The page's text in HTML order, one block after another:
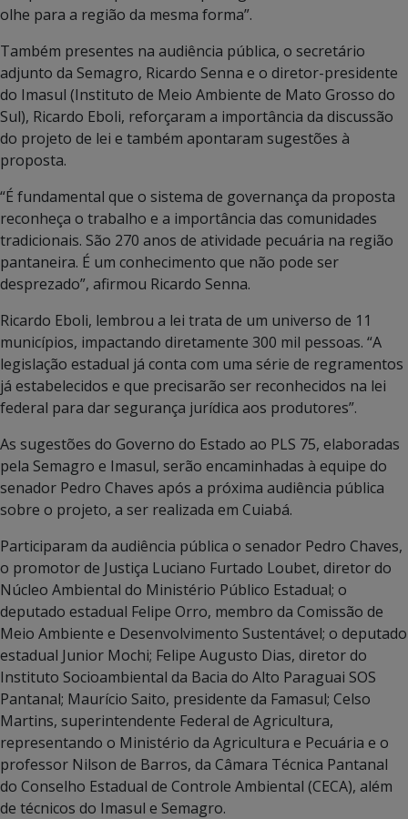
olhe para a região da mesma forma”.
Também presentes na audiência pública, o secretário
adjunto da Semagro, Ricardo Senna e o diretor-presidente
do Imasul (Instituto de Meio Ambiente de Mato Grosso do
Sul), Ricardo Eboli, reforçaram a importância da discussão
do projeto de lei e também apontaram sugestões à
proposta.
“É fundamental que o sistema de governança da proposta
reconheça o trabalho e a importância das comunidades
tradicionais. São 270 anos de atividade pecuária na região
pantaneira. É um conhecimento que não pode ser
desprezado”, afirmou Ricardo Senna.
Ricardo Eboli, lembrou a lei trata de um universo de 11
municípios, impactando diretamente 300 mil pessoas. “A
legislação estadual já conta com uma série de regramentos
já estabelecidos e que precisarão ser reconhecidos na lei
federal para dar segurança jurídica aos produtores”.
As sugestões do Governo do Estado ao PLS 75, elaboradas
pela Semagro e Imasul, serão encaminhadas à equipe do
senador Pedro Chaves após a próxima audiência pública
sobre o projeto, a ser realizada em Cuiabá.
Participaram da audiência pública o senador Pedro Chaves,
o promotor de Justiça Luciano Furtado Loubet, diretor do
Núcleo Ambiental do Ministério Público Estadual; o
deputado estadual Felipe Orro, membro da Comissão de
Meio Ambiente e Desenvolvimento Sustentável; o deputado
estadual Junior Mochi; Felipe Augusto Dias, diretor do
Instituto Socioambiental da Bacia do Alto Paraguai SOS
Pantanal; Maurício Saito, presidente da Famasul; Celso
Martins, superintendente Federal de Agricultura,
representando o Ministério da Agricultura e Pecuária e o
professor Nilson de Barros, da Câmara Técnica Pantanal
do Conselho Estadual de Controle Ambiental (CECA), além
de técnicos do Imasul e Semagro.